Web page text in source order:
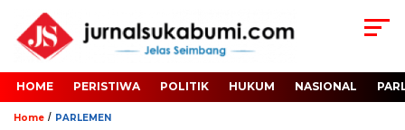
HOME PERISTIWA POLITIK HUKUM NASIONAL
Home / PARLEMEN